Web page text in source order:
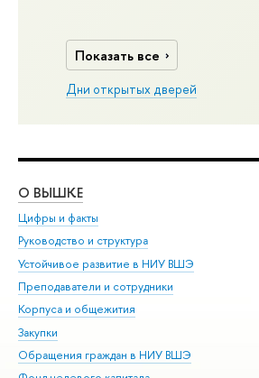
Показать все
Дни открытых дверей
О ВЫШКЕ
Цифры и факты
Руководство и структура
Устойчивое развитие в НИУ ВШЭ
Преподаватели и сотрудники
Корпуса и общежития
Закупки
Обращения граждан в НИУ ВШЭ